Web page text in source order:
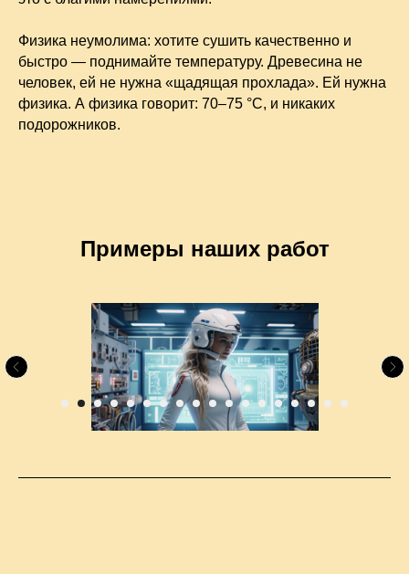
Физика неумолима: хотите сушить качественно и
быстро — поднимайте температуру. Древесина не
человек, ей не нужна «щадящая прохлада». Ей нужна
физика. А физика говорит: 70–75 °C, и никаких
подорожников.
Примеры наших работ